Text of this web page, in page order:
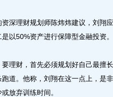
理财规划师陈炜炜建议，刘翔应
以50%资产进行保障型金融投资。
财，首先必须规划好自己最擅
跑道。他称，刘翔在这一点上，是
放弃训练时间。